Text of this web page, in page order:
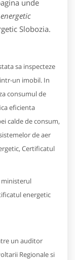
unde
Slobozia.
sa inspecteze
un imobil. In
consumul de
eficienta
calde de consum,
de aer
Certificatul
energetic
un auditor
Regionale si